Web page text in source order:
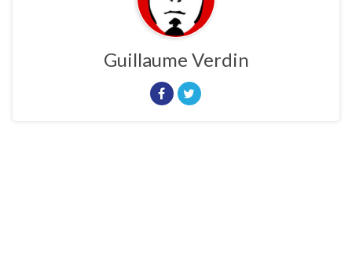
Guillaume Verdin